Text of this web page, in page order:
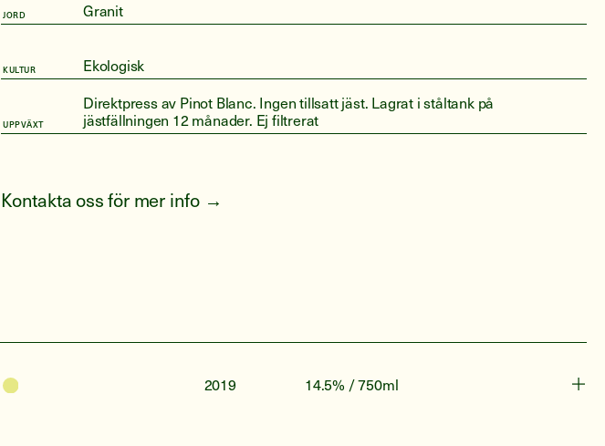
JORD Granit
KULTUR Ekologisk
UPPVÄXT
Direktpress av Pinot Blanc. Ingen tillsatt jäst. Lagrat i ståltank på
jästfällningen 12 månader. Ej filtrerat
Kontakta oss för mer info →
2019 14.5% / 750ml